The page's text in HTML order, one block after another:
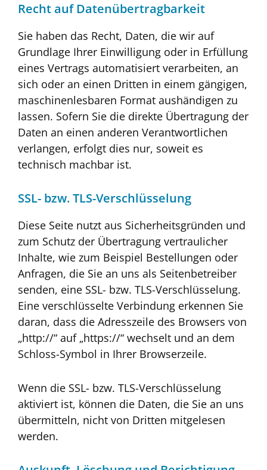
Recht auf Daten­übertrag­barkeit
Sie haben das Recht, Daten, die wir auf
Grundlage Ihrer Einwilligung oder in Erfüllung
eines Vertrags automatisiert verarbeiten, an
sich oder an einen Dritten in einem gängigen,
maschinenlesbaren Format aushändigen zu
lassen. Sofern Sie die direkte Übertragung der
Daten an einen anderen Verantwortlichen
verlangen, erfolgt dies nur, soweit es
technisch machbar ist.
SSL- bzw. TLS-Verschlüsselung
Diese Seite nutzt aus Sicherheitsgründen und
zum Schutz der Übertragung vertraulicher
Inhalte, wie zum Beispiel Bestellungen oder
Anfragen, die Sie an uns als Seitenbetreiber
senden, eine SSL- bzw. TLS-Verschlüsselung.
Eine verschlüsselte Verbindung erkennen Sie
daran, dass die Adresszeile des Browsers von
„http://“ auf „https://“ wechselt und an dem
Schloss-Symbol in Ihrer Browserzeile.
Wenn die SSL- bzw. TLS-Verschlüsselung
aktiviert ist, können die Daten, die Sie an uns
übermitteln, nicht von Dritten mitgelesen
werden.